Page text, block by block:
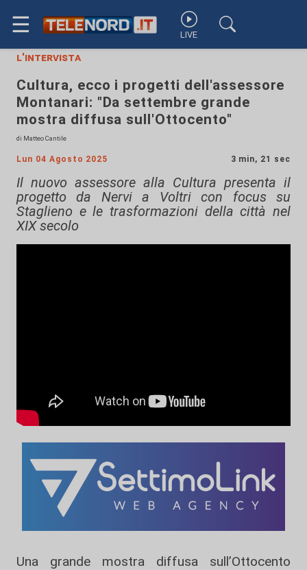
☰ LIVE
l'intervista
Cultura, ecco i progetti dell'assessore
Montanari: "Da settembre grande
mostra diffusa sull'Ottocento"
di Matteo Cantile
Lun 04 Agosto 2025 3 min, 21 sec
Il nuovo assessore alla Cultura presenta il
progetto da Nervi a Voltri con focus su
Staglieno e le trasformazioni della città nel
XIX secolo
Una grande mostra diffusa sull’Ottocento